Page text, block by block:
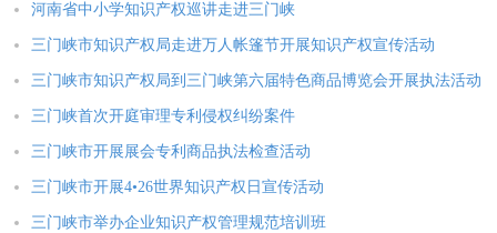
河南省中小学知识产权巡讲走进三门峡
三门峡市知识产权局走进万人帐篷节开展知识产权宣传活动
三门峡市知识产权局到三门峡第六届特色商品博览会开展执法活动
三门峡首次开庭审理专利侵权纠纷案件
三门峡市开展展会专利商品执法检查活动
三门峡市开展4•26世界知识产权日宣传活动
三门峡市举办企业知识产权管理规范培训班